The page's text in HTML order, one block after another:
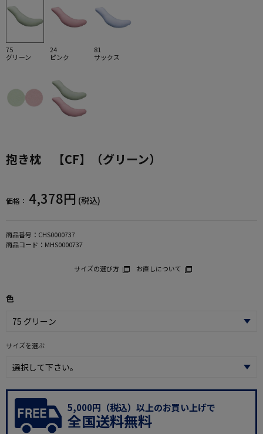
75
グリーン
24
ピンク
81
サックス
抱き枕 【CF】（グリーン）
価格： 4,378円 (税込)
商品番号： CHS0000737
商品コード： MHS0000737
サイズの選び方 お直しについて
色
サイズを選ぶ
5,000円（税込）以上のお買い上げで
全国送料無料